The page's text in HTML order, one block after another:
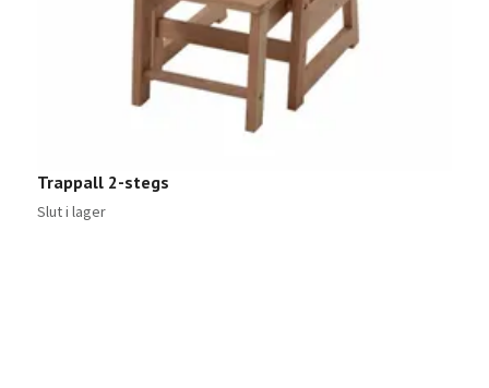
Trappall 2-stegs
Slut i lager